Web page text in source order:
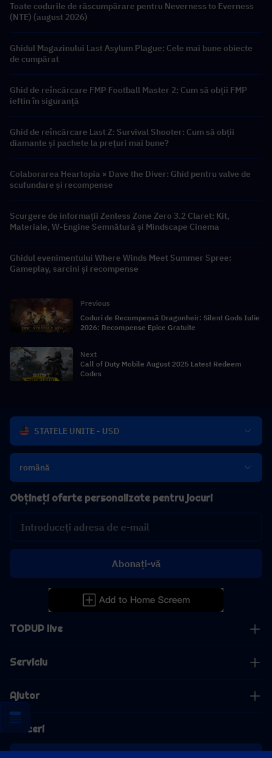
Toate codurile de răscumpărare pentru Neverness to Everness
(NTE) (august 2026)
Ghidul Magazinului Last Asylum Plague: Cele mai bune obiecte
de cumpărat
Ghid de reîncărcare FMP Football Master 2: Cum să obții FMP
ieftin în siguranță
Ghid de reîncărcare Last Z: Survival Shooter: Cum să obții
diamante și pachete la prețuri mai bune?
Colaborarea Heartopia × Dave the Diver: Ghid pentru valve de
scufundare și recompense
Scurgere de informații Zenless Zone Zero 3.2 Claret: Kit,
Materiale, W-Engine Semnătură și Mindscape Cinema
Ghidul evenimentului Where Winds Meet Summer Spree:
Gameplay, sarcini și recompense
Previous
Coduri de Recompensă Dragonheir: Silent Gods Iulie
2026: Recompense Epice Gratuite
Next
Call of Duty Mobile August 2025 Latest Redeem
Codes
STATELE UNITE - USD
română
TOPUP live
Serviciu
Ajutor
Afaceri
Obțineți oferte personalizate pentru jocuri
Abonați-vă